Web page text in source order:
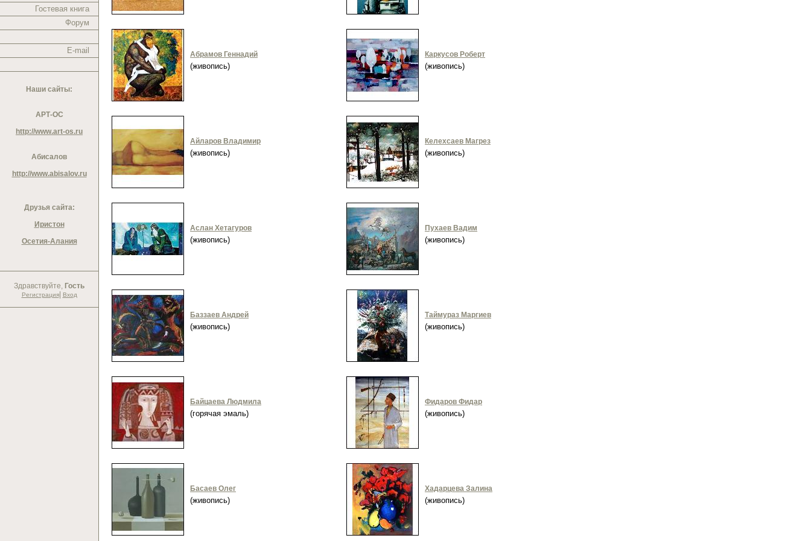
Гостевая книга
Форум
E-mail
Наши сайты:
АРТ-ОС
http://www.art-os.ru
Абисалов
http://www.abisalov.ru
Друзья сайта:
Иристон
Осетия-Алания
Здравствуйте, Гость
Регистрация| Вход
Абрамов Геннадий
(живопись)
Айларов Владимир
(живопись)
Аслан Хетагуров
(живопись)
Баззаев Андрей
(живопись)
Байцаева Людмила
(горячая эмаль)
Басаев Олег
(живопись)
Каркусов Роберт
(живопись)
Келехсаев Магрез
(живопись)
Пухаев Вадим
(живопись)
Таймураз Маргиев
(живопись)
Фидаров Фидар
(живопись)
Хадарцева Залина
(живопись)